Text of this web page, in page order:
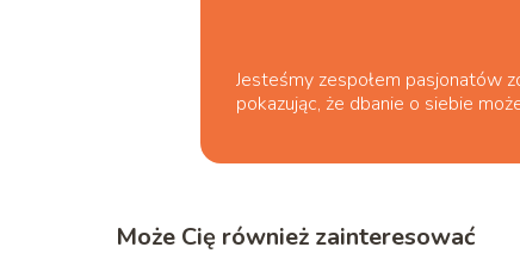
Jesteśmy zespołem pasjonatów
pokazując, że dbanie o siebie
Może Cię również zainteresować